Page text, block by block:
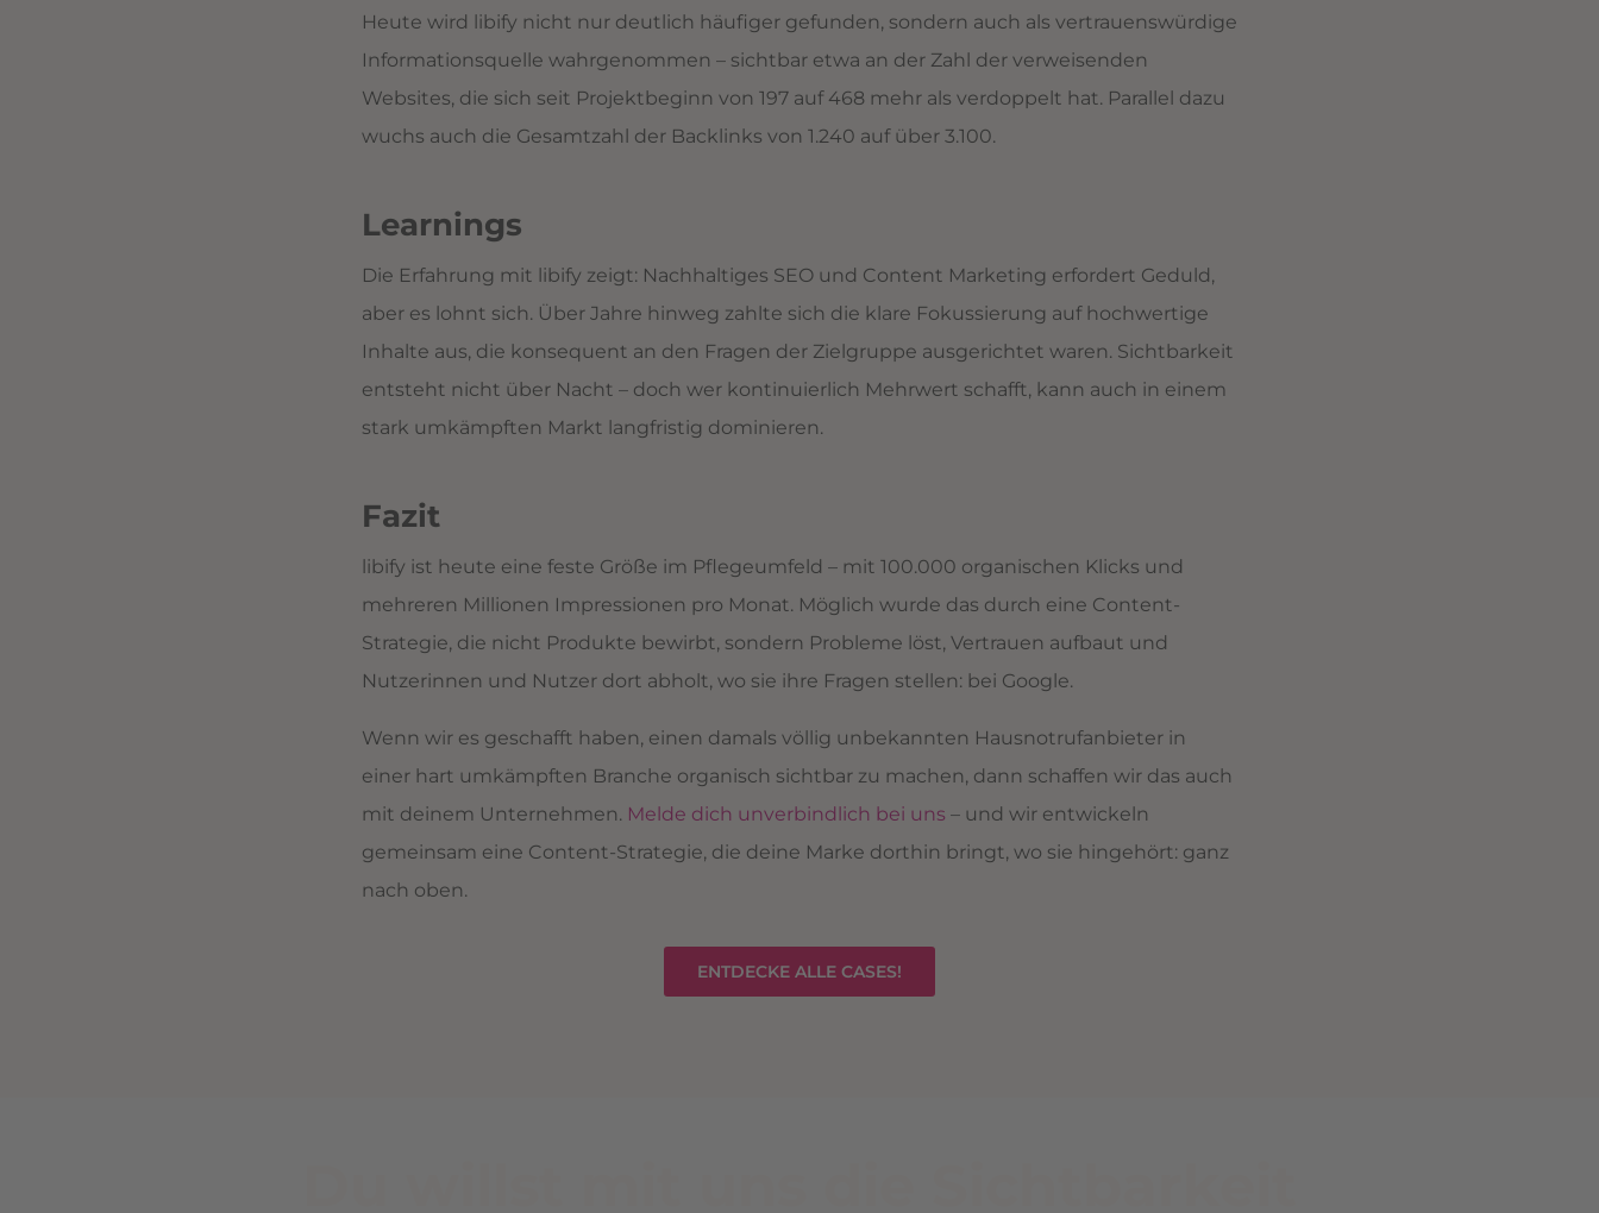
Heute wird libify nicht nur deutlich häufiger gefunden, sondern auch als vertrauenswürdige
Informationsquelle wahrgenommen – sichtbar etwa an der Zahl der verweisenden
Websites, die sich seit Projektbeginn von 197 auf 468 mehr als verdoppelt hat. Parallel dazu
wuchs auch die Gesamtzahl der Backlinks von 1.240 auf über 3.100.
Learnings
Die Erfahrung mit libify zeigt: Nachhaltiges SEO und Content Marketing erfordert Geduld,
aber es lohnt sich. Über Jahre hinweg zahlte sich die klare Fokussierung auf hochwertige
Inhalte aus, die konsequent an den Fragen der Zielgruppe ausgerichtet waren. Sichtbarkeit
entsteht nicht über Nacht – doch wer kontinuierlich Mehrwert schafft, kann auch in einem
stark umkämpften Markt langfristig dominieren.
Fazit
libify ist heute eine feste Größe im Pflegeumfeld – mit 100.000 organischen Klicks und
mehreren Millionen Impressionen pro Monat. Möglich wurde das durch eine Content-
Strategie, die nicht Produkte bewirbt, sondern Probleme löst, Vertrauen aufbaut und
Nutzerinnen und Nutzer dort abholt, wo sie ihre Fragen stellen: bei Google.
Wenn wir es geschafft haben, einen damals völlig unbekannten Hausnotrufanbieter in
einer hart umkämpften Branche organisch sichtbar zu machen, dann schaffen wir das auch
mit deinem Unternehmen. Melde dich unverbindlich bei uns – und wir entwickeln
gemeinsam eine Content-Strategie, die deine Marke dorthin bringt, wo sie hingehört: ganz
nach oben.
ENTDECKE ALLE CASES!